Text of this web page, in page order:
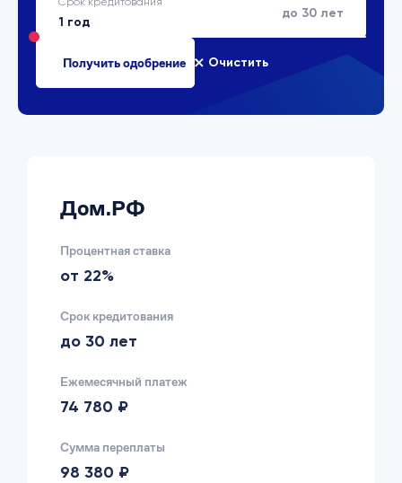
до 30 лет
Очистить
Дом.РФ
Процентная ставка
от 22%
Срок кредитования
до 30 лет
Ежемесячный платеж
74 780 ₽
Сумма переплаты
98 380 ₽